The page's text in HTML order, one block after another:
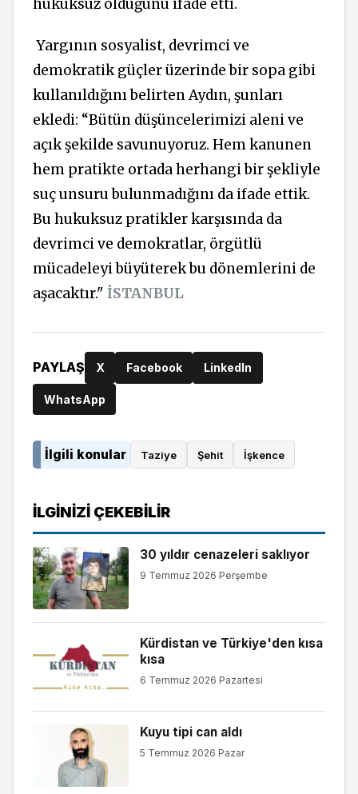
hukuksuz olduğunu ifade etti.
Yargının sosyalist, devrimci ve
demokratik güçler üzerinde bir sopa gibi
kullanıldığını belirten Aydın, şunları
ekledi: “Bütün düşüncelerimizi aleni ve
açık şekilde savunuyoruz. Hem kanunen
hem pratikte ortada herhangi bir şekliyle
suç unsuru bulunmadığını da ifade ettik.
Bu hukuksuz pratikler karşısında da
devrimci ve demokratlar, örgütlü
mücadeleyi büyüterek bu dönemlerini de
aşacaktır." İSTANBUL
PAYLAŞ X Facebook LinkedIn
WhatsApp
İlgili konular Taziye Şehit İşkence
İLGINIZI ÇEKEBILIR
30 yıldır cenazeleri saklıyor
9 Temmuz 2026 Perşembe
Kürdistan ve Türkiye'den kısa
kısa
6 Temmuz 2026 Pazartesi
Kuyu tipi can aldı
5 Temmuz 2026 Pazar